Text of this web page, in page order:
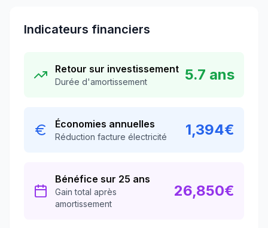
Indicateurs financiers
Retour sur investissement
Durée d'amortissement 5.7 ans
Économies annuelles
Réduction facture électricité 1,394€
Bénéfice sur 25 ans
Gain total après
amortissement
26,850€